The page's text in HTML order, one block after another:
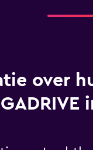
over